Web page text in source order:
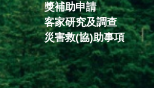
關鍵字搜尋
獎補助申請
客家研究及調查
災害救(協)助事項